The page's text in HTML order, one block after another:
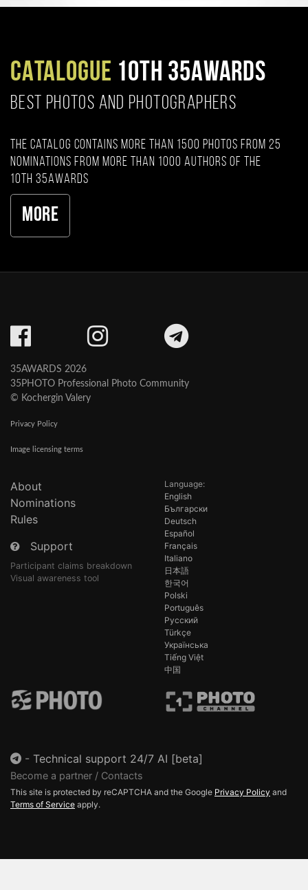
CATALOGUE 10TH 35AWARDS
BEST PHOTOS AND PHOTOGRAPHERS
The catalog contains more than 1500 photos from 25
nominations from more than 1000 authors of the
10th 35AWARDS
More
35AWARDS 2026
35PHOTO Professional Photo Community
© Kochergin Valery
Privacy Policy
Image licensing terms
About
Nominations
Rules
Support
Participant claims breakdown
Visual awareness tool
Language:
English
Български
Deutsch
Español
Français
Italiano
日本語
한국어
Polski
Português
Русский
Türkçe
Українська
Tiếng Việt
中国
- Technical support 24/7 AI [beta]
Become a partner / Contacts
This site is protected by reCAPTCHA and the Google Privacy Policy and
Terms of Service apply.